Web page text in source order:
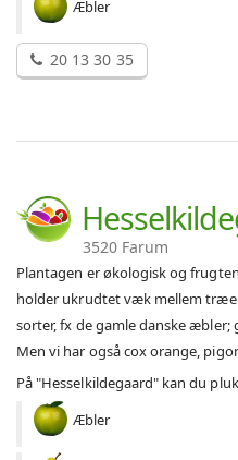
Æbler
20 13 30 35
3520 Farum
Plantagen er økologisk og
holder ukrudtet væk mellem
sorter, fx de gamle danske
Men vi har også cox orange,
På "Hesselkildegaard" kan du
Æbler